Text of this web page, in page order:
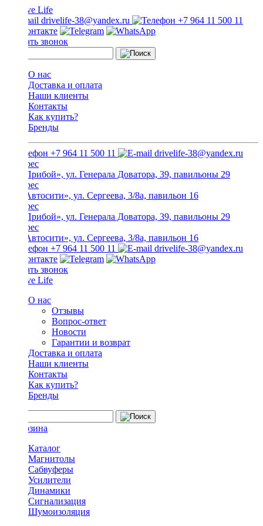
drivelife-38@yandex.ru +7 964 11 500 11
Заказать звонок
О нас
Доставка и оплата
Наши клиенты
Контакты
Как купить?
Бренды
+7 964 11 500 11 drivelife-38@yandex.ru
ТЦ «Прибой», ул. Генерала Доватора, 39, павильоны 29
ТЦ «Автосити», ул. Сергеева, 3/8а, павильон 16
ТЦ «Прибой», ул. Генерала Доватора, 39, павильоны 29
ТЦ «Автосити», ул. Сергеева, 3/8а, павильон 16
+7 964 11 500 11
drivelife-38@yandex.ru
Заказать звонок
О нас
Отзывы
Вопрос-ответ
Новости
Гарантии и возврат
Доставка и оплата
Наши клиенты
Контакты
Как купить?
Бренды
Каталог
Магнитолы
Сабвуферы
Усилители
Динамики
Сигнализация
Шумоизоляция